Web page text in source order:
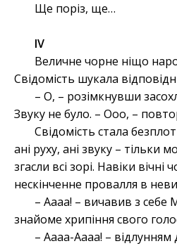
Ще поріз, ще…
ІV
Величне чорне ніщо
Свідомість шукала
– О, – розімкнувши
Звуку не було. – Ооо, –
Свідомість стала
ані руху, ані звуку – тільки
згасли всі зорі. Навіки
нескінченне провалля в
– Аааа! – вичавив з себе
знайоме хрипіння свого
– Аааа-Аааа! –